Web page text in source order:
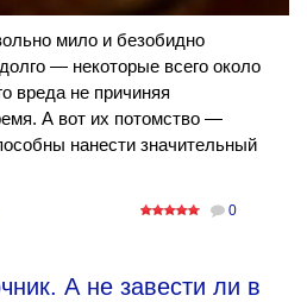
мило и безобидно
— некоторые всего около
вреда не причиняя
А вот их потомство —
нанести значительный
0
А не завести ли в